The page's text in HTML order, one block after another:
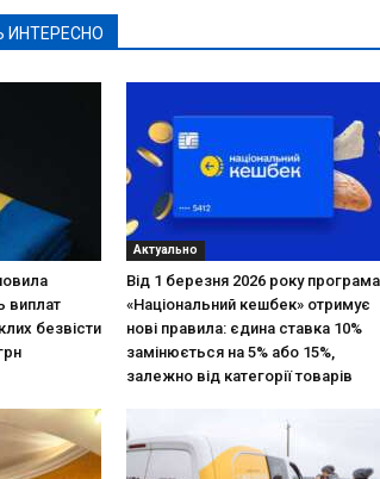
виплат
безвісти
Актуально
Від 1 березня 2026 року програма
«Національний кешбек» отримує
нові правила: єдина ставка 10%
замінюється на 5% або 15%,
залежно від категорії товарів